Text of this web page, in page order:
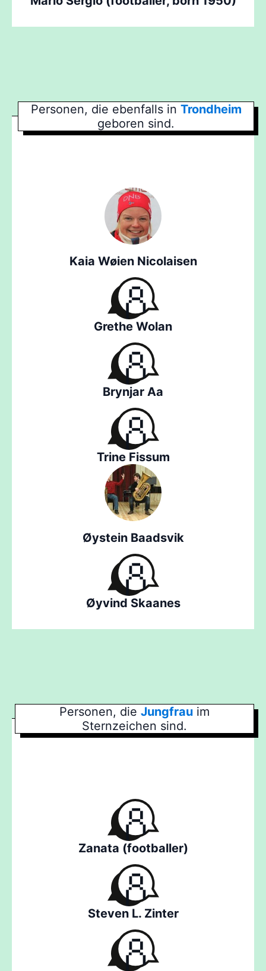
Personen, die ebenfalls in Trondheim
geboren sind.
Kaia Wøien Nicolaisen
Grethe Wolan
Brynjar Aa
Trine Fissum
Øystein Baadsvik
Øyvind Skaanes
Personen, die Jungfrau im
Sternzeichen sind.
Zanata (footballer)
Steven L. Zinter